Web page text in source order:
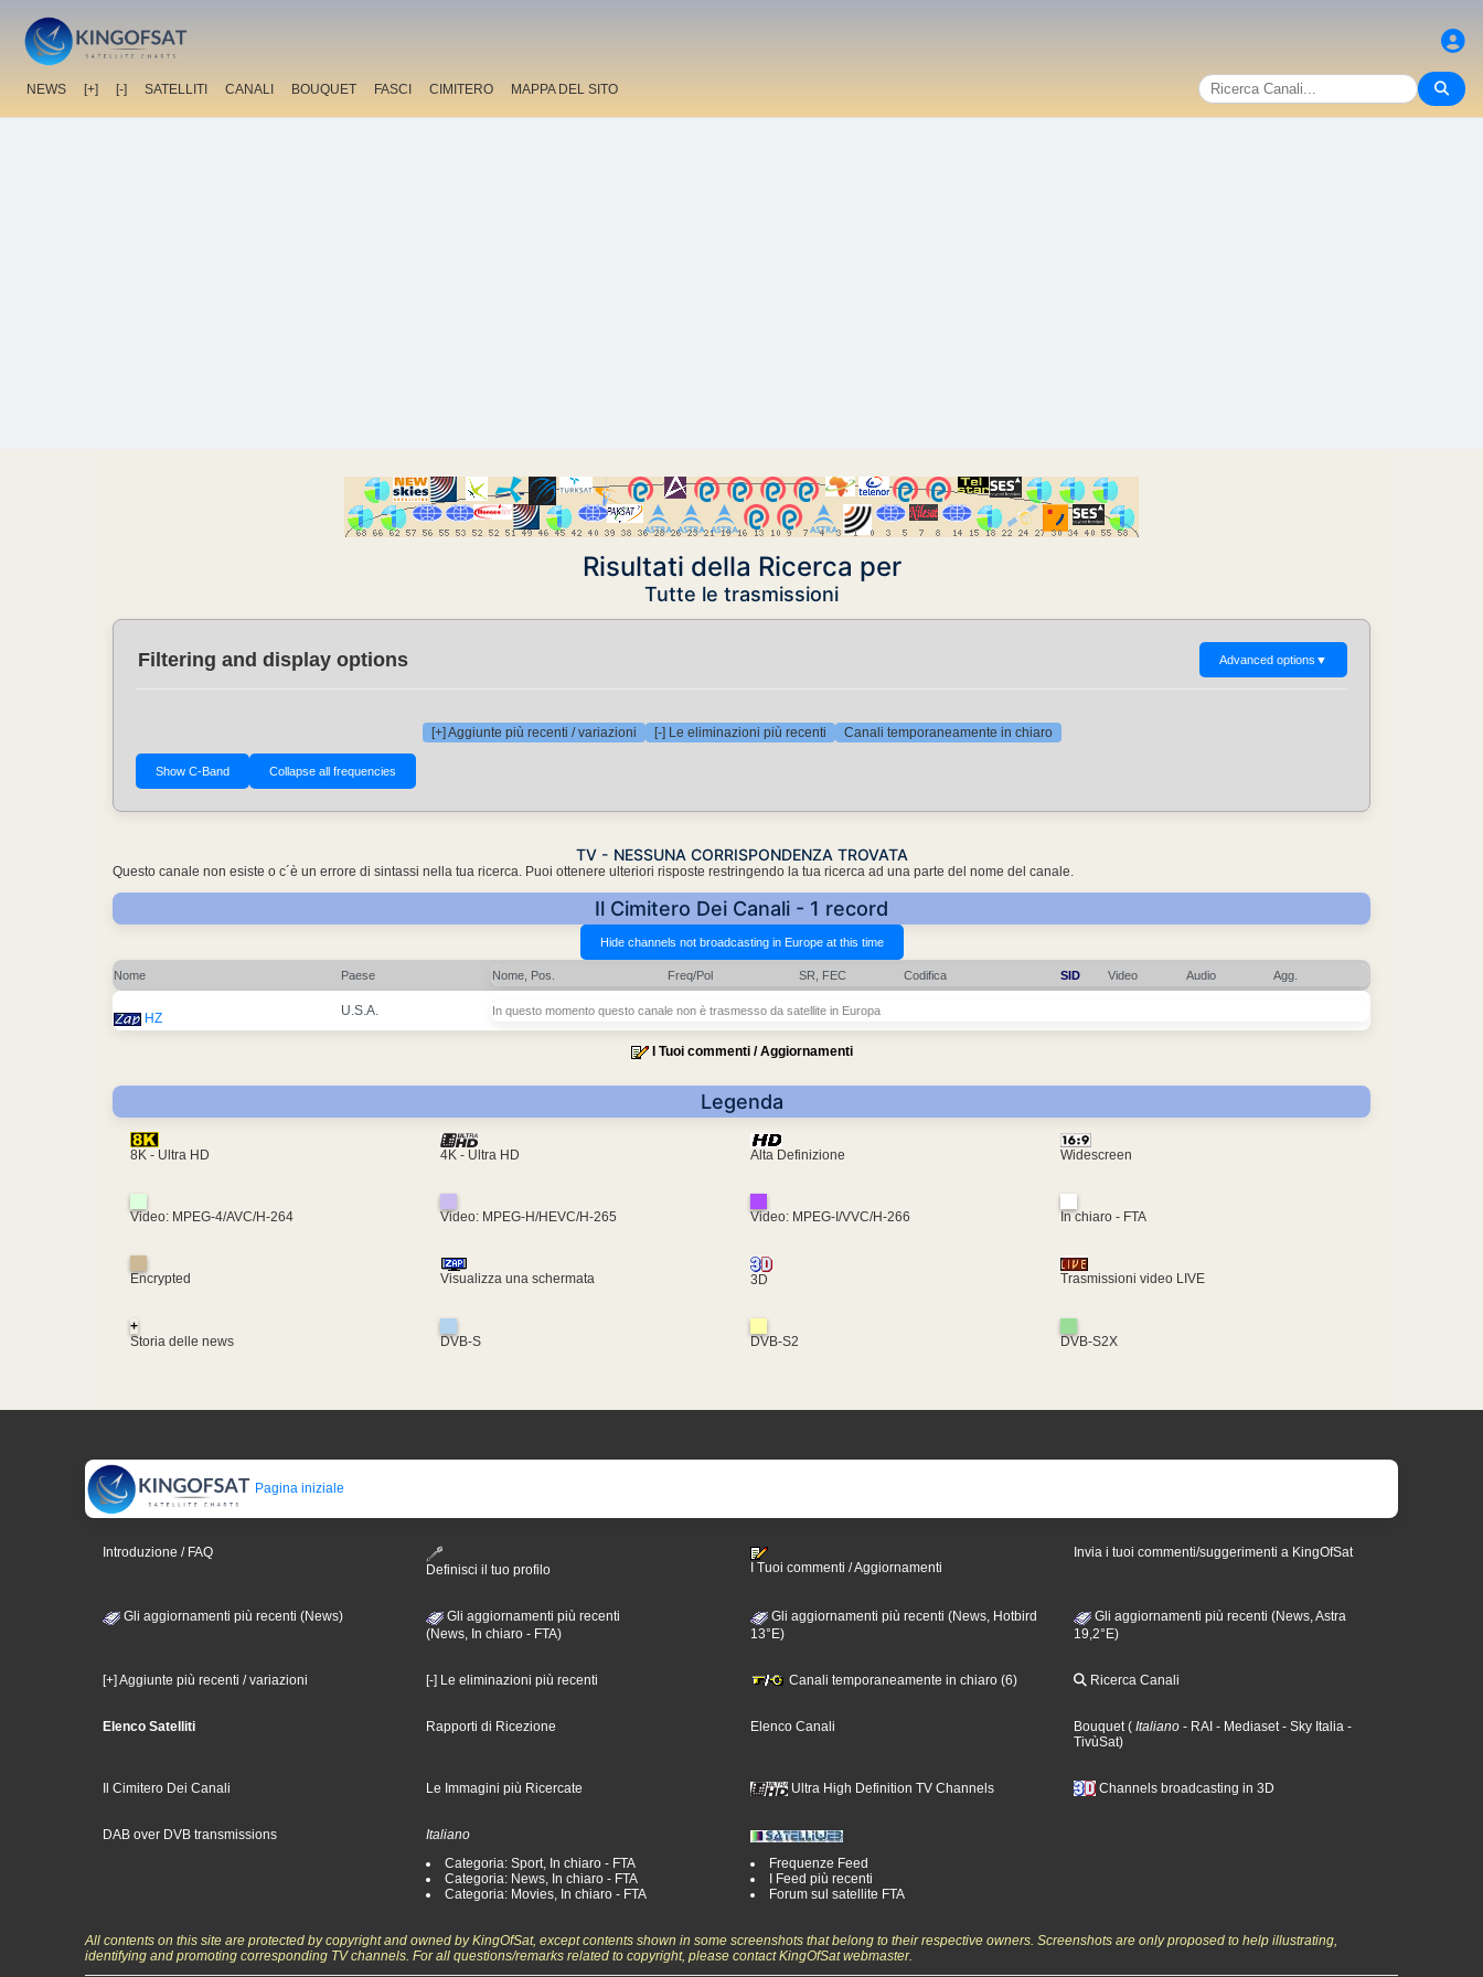
NEWS [+] [-] SATELLITI CANALI BOUQUET FASCI CIMITERO MAPPA DEL SITO
Risultati della Ricerca per
Tutte le trasmissioni
Filtering and display options Advanced options ▼
[+] Aggiunte più recenti / variazioni [-] Le eliminazioni più recenti Canali temporaneamente in chiaro
TV - NESSUNA CORRISPONDENZA TROVATA
Questo canale non esiste o c´è un errore di sintassi nella tua ricerca. Puoi ottenere ulteriori risposte restringendo la tua ricerca ad una parte del nome del canale.
Il Cimitero Dei Canali - 1 record
Nome Paese Nome, Pos. Freq/Pol SR, FEC Codifica SID Video Audio Agg.
HZ U.S.A. In questo momento questo canale non è trasmesso da satellite in Europa
I Tuoi commenti / Aggiornamenti
Legenda
8K - Ultra HD 4K - Ultra HD Alta Definizione Widescreen
Video: MPEG-4/AVC/H-264 Video: MPEG-H/HEVC/H-265 Video: MPEG-I/VVC/H-266 In chiaro - FTA
Encrypted Visualizza una schermata 3D Trasmissioni video LIVE
+
Storia delle news
DVB-S DVB-S2 DVB-S2X
Pagina iniziale
Introduzione / FAQ
Definisci il tuo profilo
I Tuoi commenti / Aggiornamenti
Invia i tuoi commenti/suggerimenti a KingOfSat
Gli aggiornamenti più recenti (News)
Gli aggiornamenti più recenti
(News, In chiaro - FTA)
Gli aggiornamenti più recenti (News, Hotbird
13°E)
Gli aggiornamenti più recenti (News, Astra
19,2°E)
[+] Aggiunte più recenti / variazioni [-] Le eliminazioni più recenti Canali temporaneamente in chiaro (6) Ricerca Canali
Elenco Satelliti Rapporti di Ricezione Elenco Canali Bouquet ( Italiano - RAI - Mediaset - Sky Italia -
TivùSat)
Il Cimitero Dei Canali Le Immagini più Ricercate Ultra High Definition TV Channels Channels broadcasting in 3D
DAB over DVB transmissions
Italiano
Categoria: Sport, In chiaro - FTA
Categoria: News, In chiaro - FTA
Categoria: Movies, In chiaro - FTA
Frequenze Feed
I Feed più recenti
Forum sul satellite FTA
All contents on this site are protected by copyright and owned by KingOfSat, except contents shown in some screenshots that belong to their respective owners. Screenshots are only proposed to help illustrating,
identifying and promoting corresponding TV channels. For all questions/remarks related to copyright, please contact KingOfSat webmaster.